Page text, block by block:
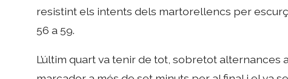
resistint els intents dels martorellencs per
56 a 59.
L’últim quart va tenir de tot, sobretot alternances